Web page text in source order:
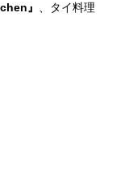
』 、タイ料理